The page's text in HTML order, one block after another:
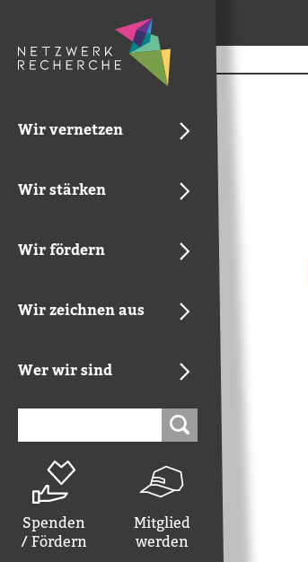
Wir vernetzen
Wir stärken
Wir fördern
Wir zeichnen aus
Wer wir sind
Spenden
/ Fördern
Mitglied
werden